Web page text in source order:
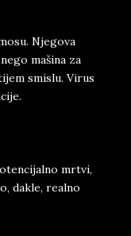
Njegova
mašina za
smislu. Virus
mrtvi,
dakle, realno